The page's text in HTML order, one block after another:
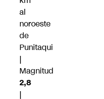
al
noroeste
de
Punitaqui
|
Magnitud
2,8
|